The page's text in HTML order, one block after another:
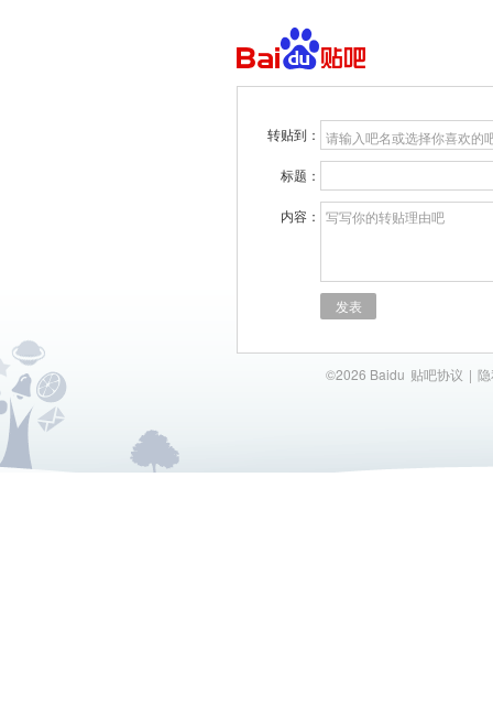
转贴到： 请输入吧名或选择你喜欢的
标题：
内容： 写写你的转贴理由吧
发表
©2026 Baidu 贴吧协议 |